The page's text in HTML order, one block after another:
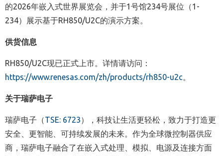
的2026年嵌入式世界展览会，并于1号馆234号展位（1-
234）展示基于RH850/U2C的演示方案。
供货信息
RH850/U2C现已正式上市。详情请访问：
https://www.renesas.com/zh/products/rh850-u2c
关于瑞萨电子
瑞萨电子（TSE: 6723），科技让生活更轻松，致力于打造更
安全、更智能、可持续发展的未来。作为全球微控制器供应
商，瑞萨电子融合了在嵌入式处理、模拟、电源及连接方面